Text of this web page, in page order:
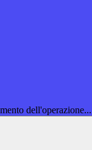
dell'operazione...